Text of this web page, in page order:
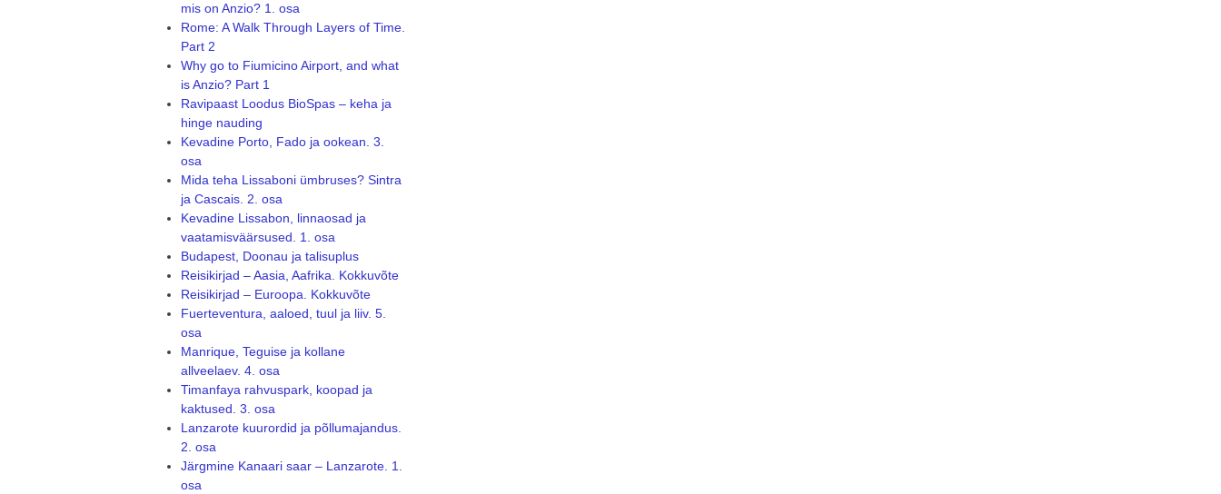
mis on Anzio? 1. osa
Rome: A Walk Through Layers of Time.
Part 2
Why go to Fiumicino Airport, and what
is Anzio? Part 1
Ravipaast Loodus BioSpas – keha ja
hinge nauding
Kevadine Porto, Fado ja ookean. 3.
osa
Mida teha Lissaboni ümbruses? Sintra
ja Cascais. 2. osa
Kevadine Lissabon, linnaosad ja
vaatamisväärsused. 1. osa
Budapest, Doonau ja talisuplus
Reisikirjad – Aasia, Aafrika. Kokkuvõte
Reisikirjad – Euroopa. Kokkuvõte
Fuerteventura, aaloed, tuul ja liiv. 5.
osa
Manrique, Teguise ja kollane
allveelaev. 4. osa
Timanfaya rahvuspark, koopad ja
kaktused. 3. osa
Lanzarote kuurordid ja põllumajandus.
2. osa
Järgmine Kanaari saar – Lanzarote. 1.
osa